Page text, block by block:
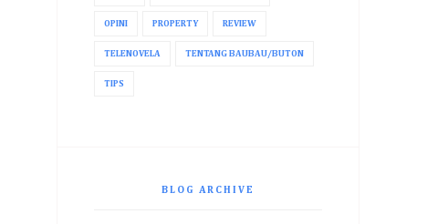
OPINI PROPERTY REVIEW
TELENOVELA TENTANG BAUBAU/BUTON
TIPS
BLOG ARCHIVE